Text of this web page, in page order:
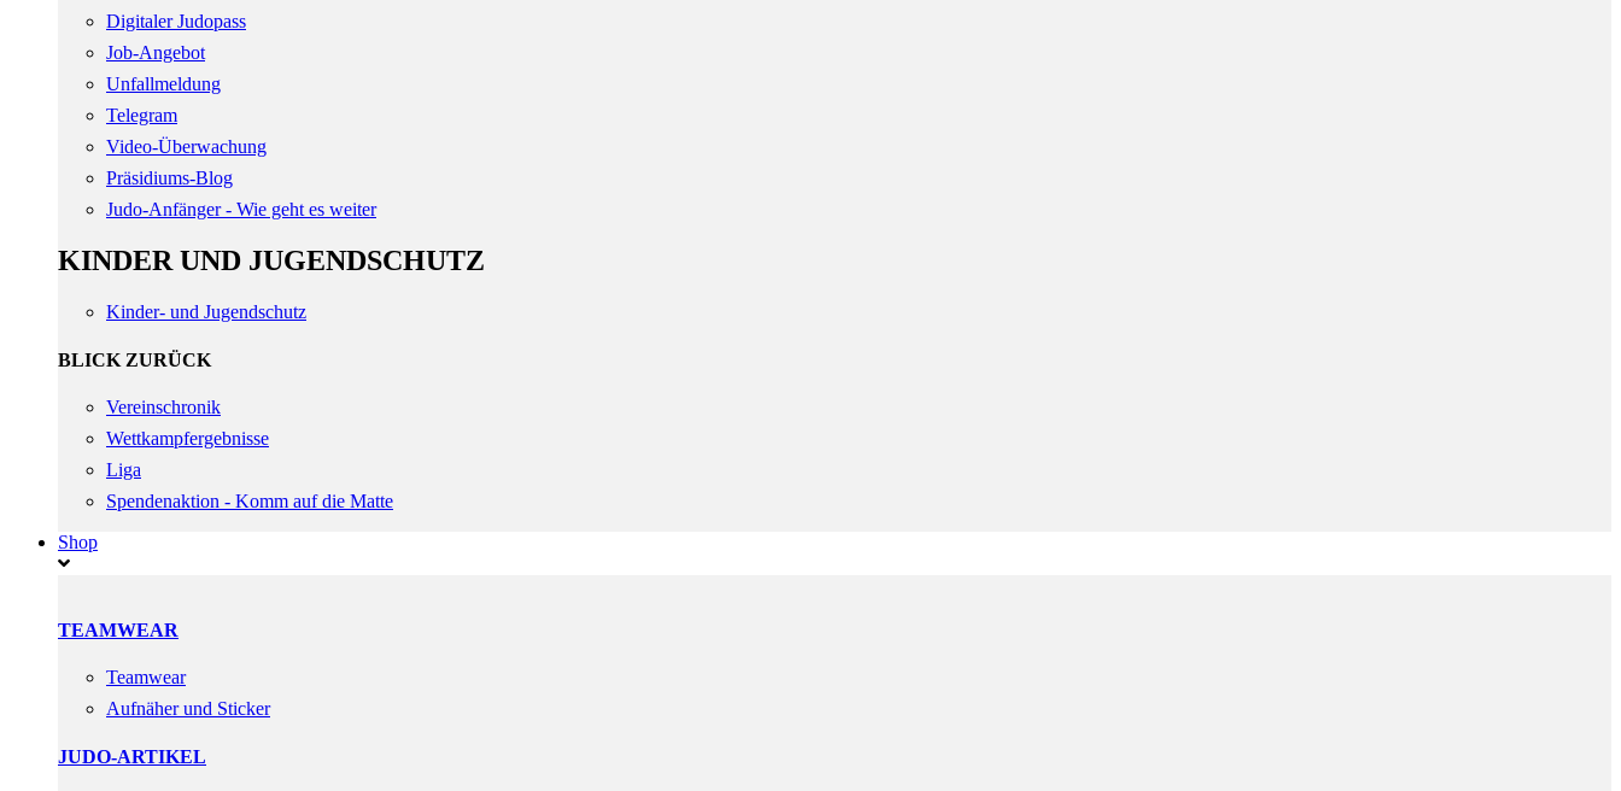
Digitaler Judopass
Job-Angebot
Unfallmeldung
Telegram
Video-Überwachung
Präsidiums-Blog
Judo-Anfänger - Wie geht es weiter
KINDER UND JUGENDSCHUTZ
Kinder- und Jugendschutz
BLICK ZURÜCK
Vereinschronik
Wettkampfergebnisse
Liga
Spendenaktion - Komm auf die Matte
Shop
TEAMWEAR
Teamwear
Aufnäher und Sticker
JUDO-ARTIKEL